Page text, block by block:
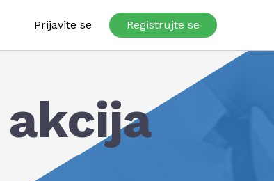
Prijavite se Registrujte se